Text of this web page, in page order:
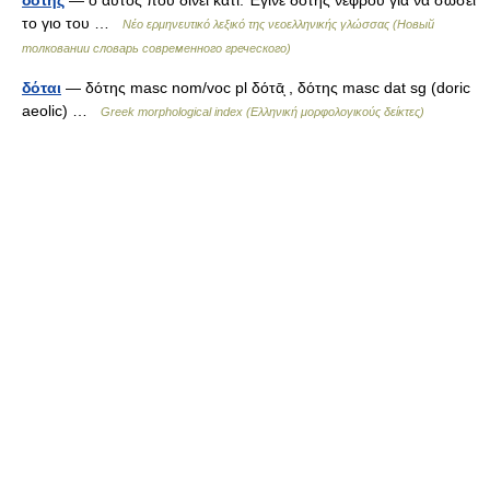
το γιο του …
Νέο ερμηνευτικό λεξικό της νεοελληνικής γλώσσας (Новый
толковании словарь современного греческого)
δόται — δότης masc nom/voc pl δότᾱͅ , δότης masc dat sg (doric
aeolic) …
Greek morphological index (Ελληνική μορφολογικούς δείκτες)